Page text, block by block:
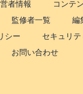
者情報
コンテ
監修者一覧
編
シー
セキュリ
お問い合わせ